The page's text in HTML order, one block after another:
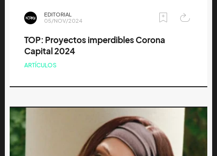
EDITORIAL
05/NOV/2024
TOP: Proyectos imperdibles Corona
Capital 2024
ARTÍCULOS